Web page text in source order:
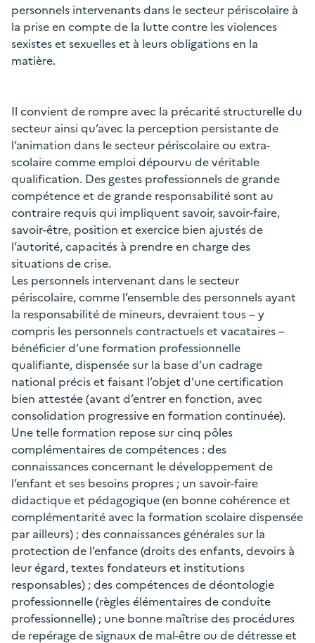
personnels intervenants dans le secteur périscolaire à
la prise en compte de la lutte contre les violences
sexistes et sexuelles et à leurs obligations en la
matière.
Il convient de rompre avec la précarité structurelle du
secteur ainsi qu’avec la perception persistante de
l’animation dans le secteur périscolaire ou extra-
scolaire comme emploi dépourvu de véritable
qualification. Des gestes professionnels de grande
compétence et de grande responsabilité sont au
contraire requis qui impliquent savoir, savoir-faire,
savoir-être, position et exercice bien ajustés de
l’autorité, capacités à prendre en charge des
situations de crise.
Les personnels intervenant dans le secteur
périscolaire, comme l’ensemble des personnels ayant
la responsabilité de mineurs, devraient tous – y
compris les personnels contractuels et vacataires –
bénéficier d’une formation professionnelle
qualifiante, dispensée sur la base d’un cadrage
national précis et faisant l’objet d’une certification
bien attestée (avant d’entrer en fonction, avec
consolidation progressive en formation continuée).
Une telle formation repose sur cinq pôles
complémentaires de compétences : des
connaissances concernant le développement de
l’enfant et ses besoins propres ; un savoir-faire
didactique et pédagogique (en bonne cohérence et
complémentarité avec la formation scolaire dispensée
par ailleurs) ; des connaissances générales sur la
protection de l’enfance (droits des enfants, devoirs à
leur égard, textes fondateurs et institutions
responsables) ; des compétences de déontologie
professionnelle (règles élémentaires de conduite
professionnelle) ; une bonne maîtrise des procédures
de repérage de signaux de mal-être ou de détresse et